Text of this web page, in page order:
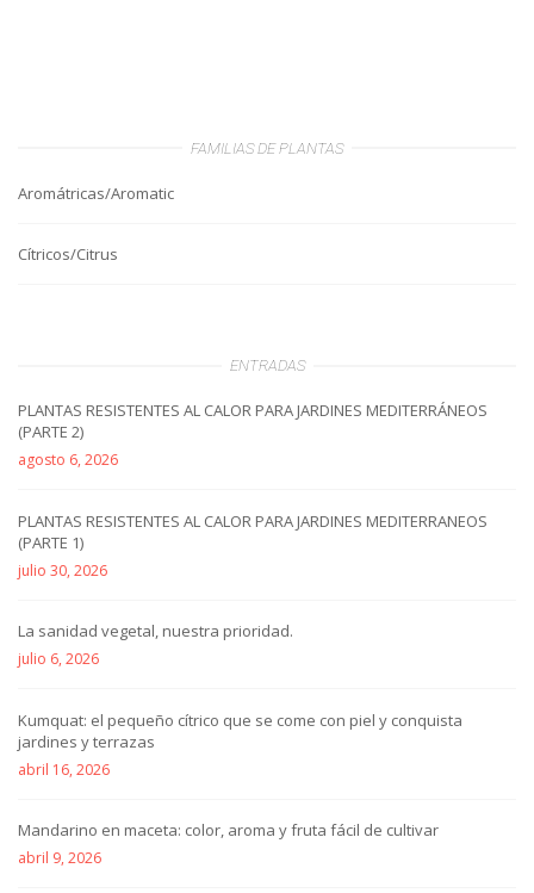
FAMILIAS DE PLANTAS
Aromátricas/Aromatic
Cítricos/Citrus
ENTRADAS
PLANTAS RESISTENTES AL CALOR PARA JARDINES MEDITERRÁNEOS
(PARTE 2)
agosto 6, 2026
PLANTAS RESISTENTES AL CALOR PARA JARDINES MEDITERRANEOS
(PARTE 1)
julio 30, 2026
La sanidad vegetal, nuestra prioridad.
julio 6, 2026
Kumquat: el pequeño cítrico que se come con piel y conquista
jardines y terrazas
abril 16, 2026
Mandarino en maceta: color, aroma y fruta fácil de cultivar
abril 9, 2026